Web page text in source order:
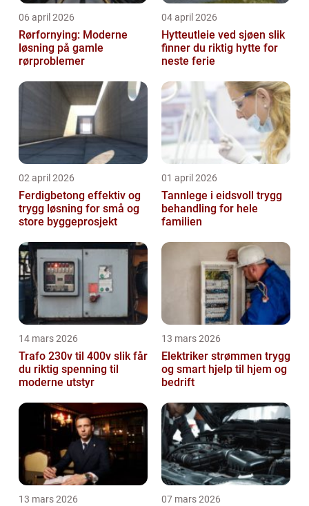
06 april 2026
Rørfornying: Moderne
løsning på gamle
rørproblemer
04 april 2026
Hytteutleie ved sjøen slik
finner du riktig hytte for
neste ferie
02 april 2026
Ferdigbetong effektiv og
trygg løsning for små og
store byggeprosjekt
01 april 2026
Tannlege i eidsvoll trygg
behandling for hele
familien
14 mars 2026
Trafo 230v til 400v slik får
du riktig spenning til
moderne utstyr
13 mars 2026
Elektriker strømmen trygg
og smart hjelp til hjem og
bedrift
13 mars 2026 07 mars 2026